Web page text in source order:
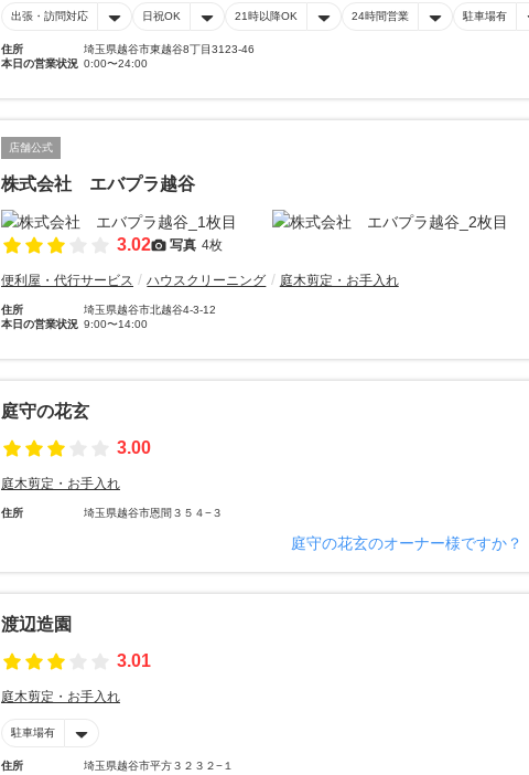
出張・訪問対応 日祝OK 21時以降OK 24時間営業 駐車場有
住所
埼玉県越谷市東越谷8丁目3123-46
本日の営業状況 0:00〜24:00
店舗公式
株式会社 エバプラ越谷
3.02 写真 4枚
便利屋・代行サービス ハウスクリーニング 庭木剪定・お手入れ
住所
埼玉県越谷市北越谷4-3-12
本日の営業状況 9:00〜14:00
庭守の花玄
3.00
庭木剪定・お手入れ
住所 埼玉県越谷市恩間３５４−３
庭守の花玄のオーナー様ですか？
渡辺造園
3.01
庭木剪定・お手入れ
駐車場有
住所 埼玉県越谷市平方３２３２−１